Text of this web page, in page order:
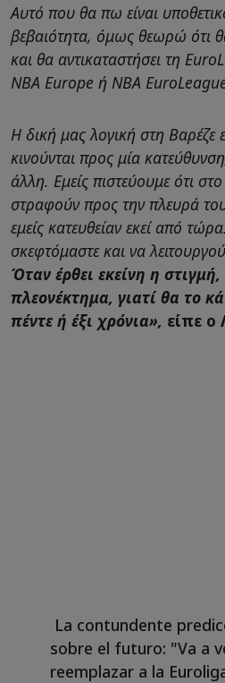
Αυτό που θα πω είναι
βεβαιότητα, όμως θεωρώ ότι
και θα αντικαταστήσει τη
NBA Europe ή NBA
Η δική μας λογική στη Βαρέζε
κινούνται προς μία
άλλη. Εμείς πιστεύουμε ότι
στραφούν προς την πλευρά
εμείς κατευθείαν εκεί από
σκεφτόμαστε και να
Όταν έρθει εκείνη η
πλεονέκτημα, γιατί θα το
πέντε ή έξι χρόνια», είπε ο
La contundente
sobre el futuro: "Va a
reemplazar a la